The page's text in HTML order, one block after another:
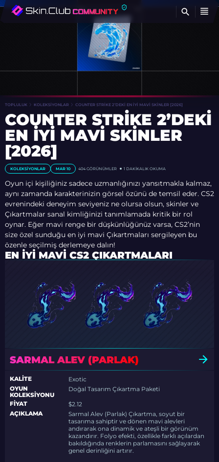
TOPLULUK KOLEKSIYONLAR COUNTER STRIKE 2’DEKI EN İYI MAVI SKINLER [2026]
COUNTER STRIKE 2’DEKI
EN İYI MAVI SKINLER
[2026]
KOLEKSIYONLAR MAR 10 404 GÖRÜNÜMLER 1 DAKIKALIK OKUMA
Oyun içi kişiliğiniz sadece uzmanlığınızı yansıtmakla kalmaz,
aynı zamanda karakterinizin görsel özünü de temsil eder. CS2
evrenindeki deneyim seviyeniz ne olursa olsun, skinler ve
Çıkartmalar sanal kimliğinizi tanımlamada kritik bir rol
oynar. Eğer mavi renge bir düşkünlüğünüz varsa, CS2’nin
size özel sunduğu en iyi mavi Çıkartmaları sergileyen bu
özenle seçilmiş derlemeye dalın!
EN İYI MAVI CS2 ÇIKARTMALARI
SARMAL ALEV (PARLAK)
KALITE
Exotic
OYUN
KOLEKSIYONU
Doğal Tasarım Çıkartma Paketi
FIYAT
$2.12
AÇIKLAMA
Sarmal Alev (Parlak) Çıkartma, soyut bir
tasarıma sahiptir ve dönen mavi alevleri
andırarak ona dinamik ve ateşli bir görünüm
kazandırır. Folyo efekti, özellikle farklı açılardan
bakıldığında renklerin parlamasını sağlayarak
genel derinliğini artırır.